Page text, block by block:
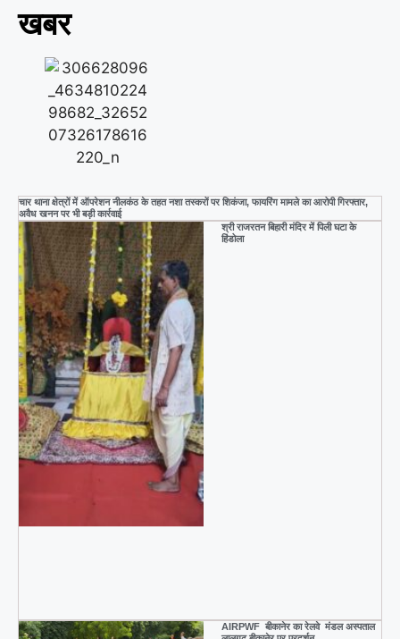
खबर
चार थाना क्षेत्रों में ऑपरेशन नीलकंठ के तहत नशा तस्करों पर शिकंजा, फायरिंग मामले का आरोपी गिरफ्तार,
अवैध खनन पर भी बड़ी कार्रवाई
श्री राजरतन बिहारी मंदिर में पिली घटा के
हिंडोला
AIRPWF बीकानेर का रेलवे मंडल अस्पताल